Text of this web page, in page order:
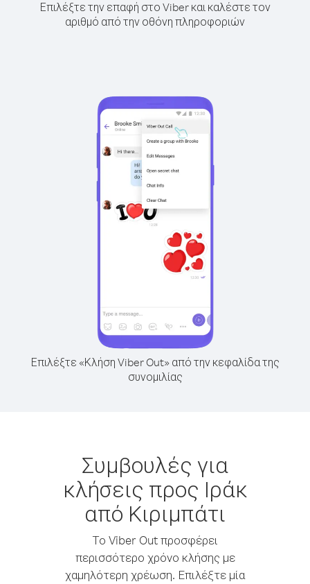
Επιλέξτε την επαφή στο Viber και καλέστε τον
αριθμό από την οθόνη πληροφοριών
Επιλέξτε «Κλήση Viber Out» από την κεφαλίδα της
συνομιλίας
Συμβουλές για
κλήσεις προς Ιράκ
από Κιριμπάτι
Το Viber Out προσφέρει
περισσότερο χρόνο κλήσης με
χαμηλότερη χρέωση. Επιλέξτε μία